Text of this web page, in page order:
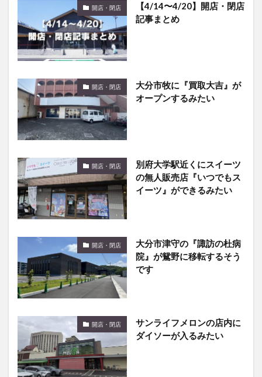
開店・閉店
【4/14〜4/20】開店・閉店
記事まとめ
開店・閉店
大分市牧に『買取大吉』が
オープンするみたい
開店・閉店
別府大学駅近くにスイーツ
の無人販売店『いつでもス
イーツ』ができるみたい
開店・閉店
大分市津守の『諏訪の杜病
院』が鴛野に移転するそう
です
開店・閉店
サンライフメロンの店内に
ダイソーが入るみたい